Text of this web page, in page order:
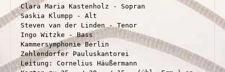
Clara Maria Kastenholz - Sopran
Saskia Klumpp - Alt
Steven van der Linden - Tenor
Ingo Witzke - Bass
Kammersymphonie Berlin
Zehlendorfer Pauluskantorei
Leitung: Cornelius Häußermann